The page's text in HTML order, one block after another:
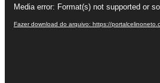
vídeo
Media error: Format(s) not supported or
Fazer download do arquivo: https://